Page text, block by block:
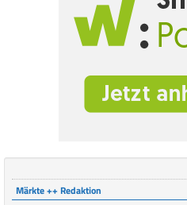
Märkte ++ Redaktion